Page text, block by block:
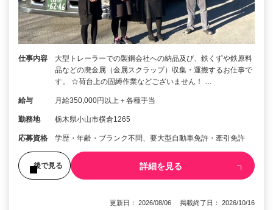
仕事内容
大型トレーラーでの製鋼会社への納品及び、鉄くずや鉄原料
品などの廃金属（金属スクラップ）収集・運搬するお仕事で
す。 ☆荷台上の固縛作業などございません！ …
給与 月給350,000円以上＋各種手当
勤務地 栃木県小山市横倉1265
応募資格 学歴・年齢・ブランク不問、要大型自動車免許・牽引免許
後で見る 詳細を見る
更新日： 2026/08/06 掲載終了日： 2026/10/16